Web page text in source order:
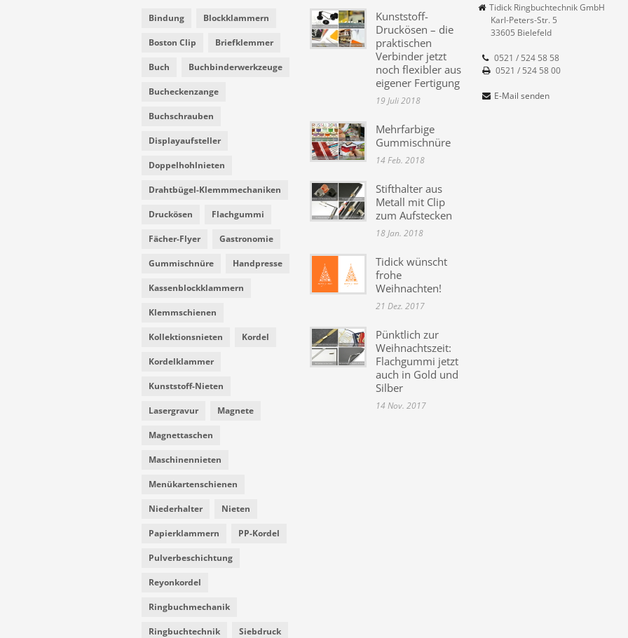
Bindung Blockklammern
Boston Clip Briefklemmer
Buch Buchbinderwerkzeuge
Bucheckenzange
Buchschrauben
Displayaufsteller
Doppelhohlnieten
Drahtbügel-Klemmmechaniken
Druckösen Flachgummi
Fächer-Flyer Gastronomie
Gummischnüre Handpresse
Kassenblockklammern
Klemmschienen
Kollektionsnieten Kordel
Kordelklammer
Kunststoff-Nieten
Lasergravur Magnete
Magnettaschen
Maschinennieten
Menükartenschienen
Niederhalter Nieten
Papierklammern PP-Kordel
Pulverbeschichtung
Reyonkordel
Ringbuchmechanik
Ringbuchtechnik Siebdruck
Kunststoff-
Druckösen – die
praktischen
Verbinder jetzt
noch flexibler aus
eigener Fertigung
19 Juli 2018
Mehrfarbige
Gummischnüre
14 Feb. 2018
Stifthalter aus
Metall mit Clip
zum Aufstecken
18 Jan. 2018
Tidick wünscht
frohe
Weihnachten!
21 Dez. 2017
Pünktlich zur
Weihnachtszeit:
Flachgummi jetzt
auch in Gold und
Silber
14 Nov. 2017
Tidick Ringbuchtechnik GmbH
Karl-Peters-Str. 5
33605 Bielefeld
0521 / 524 58 58
0521 / 524 58 00
E-Mail senden